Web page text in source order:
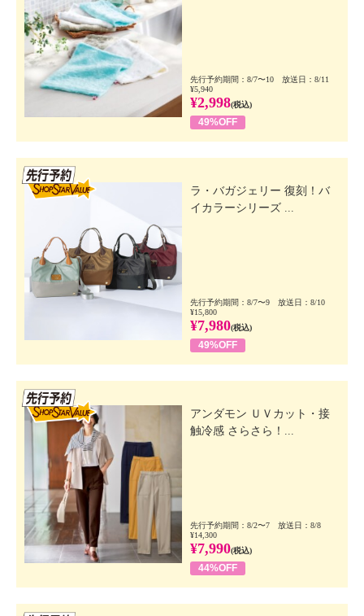
先行予約期間：8/7〜10 放送日：8/11
¥5,940
¥2,998(税込)
49%OFF
ラ・バガジェリー 復刻！バ
イカラーシリーズ ...
先行予約期間：8/7〜9 放送日：8/10
¥15,800
¥7,980(税込)
49%OFF
アンダモン ＵＶカット・接
触冷感 さらさら！...
先行予約期間：8/2〜7 放送日：8/8
¥14,300
¥7,990(税込)
44%OFF